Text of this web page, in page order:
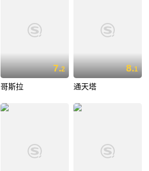
7.2
哥斯拉
8.1
通天塔